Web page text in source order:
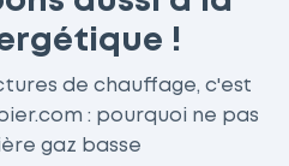
!
de chauffage, c'est
: pourquoi ne pas
gaz basse